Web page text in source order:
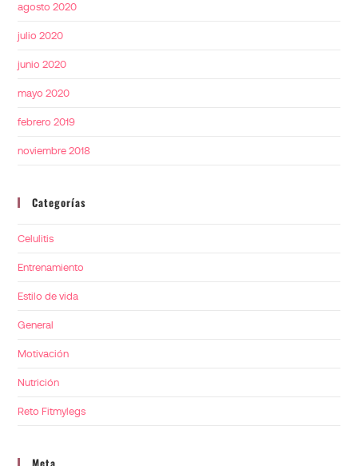
agosto 2020
julio 2020
junio 2020
mayo 2020
febrero 2019
noviembre 2018
Categorías
Celulitis
Entrenamiento
Estilo de vida
General
Motivación
Nutrición
Reto Fitmylegs
Meta